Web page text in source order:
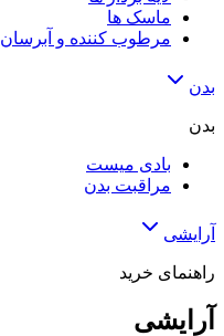
ماسک ها
مرطوب کننده و آبرسان
بدن
بدن
بادی میست
مراقبت بدن
آرایشی
راهنمای خرید
آرایشی